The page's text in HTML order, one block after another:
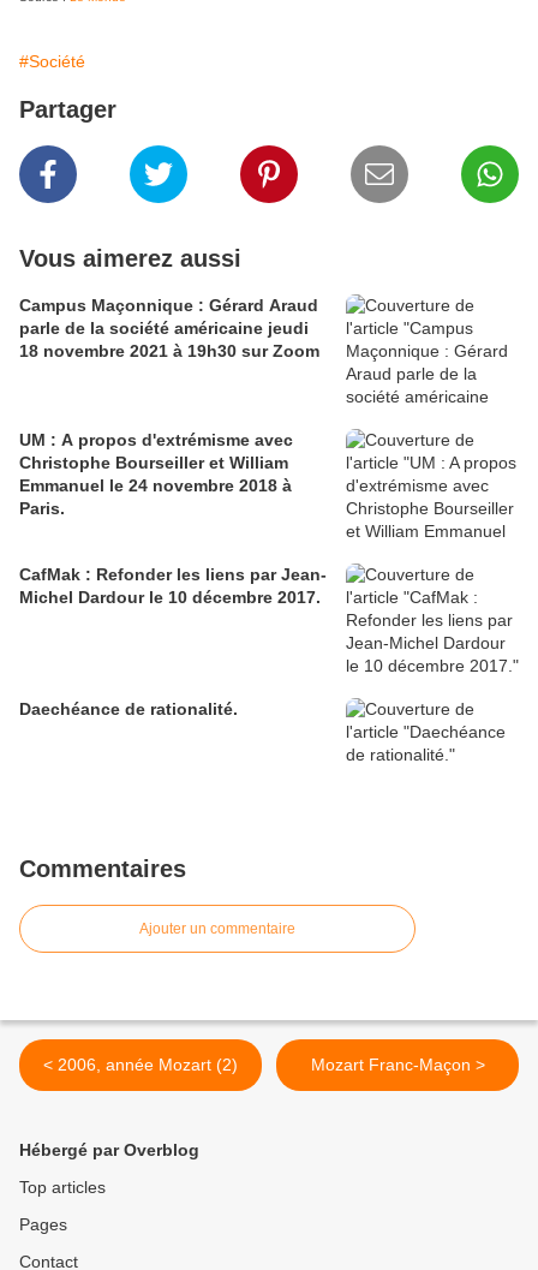
#Société
Partager
Vous aimerez aussi
Campus Maçonnique : Gérard Araud
parle de la société américaine jeudi
18 novembre 2021 à 19h30 sur Zoom
UM : A propos d'extrémisme avec
Christophe Bourseiller et William
Emmanuel le 24 novembre 2018 à
Paris.
CafMak : Refonder les liens par Jean-
Michel Dardour le 10 décembre 2017.
Daechéance de rationalité.
Commentaires
Ajouter un commentaire
< 2006, année Mozart (2) Mozart Franc-Maçon >
Hébergé par Overblog
Top articles
Pages
Contact